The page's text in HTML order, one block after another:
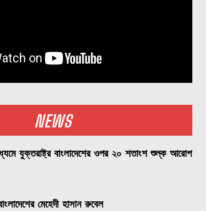
NEWS
যুক্তরাষ্ট্র বাংলাদেশের ওপর ২০ শতাংশ শুল্ক আরোপ
মেহেদী হাসান রুবেল